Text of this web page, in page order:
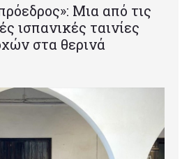
Mια από τις
ισπανικές ταινίες
στα θερινά